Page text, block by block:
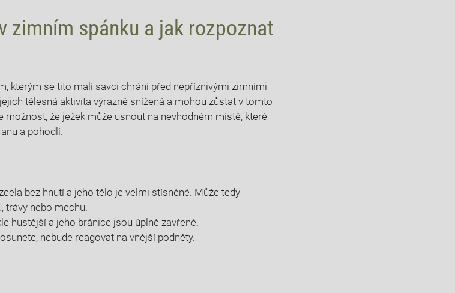
zimním spánku a jak rozpoznat
kterým se tito malí savci chrání před nepříznivými zimními
tělesná aktivita výrazně snížená a mohou zůstat v tomto
možnost, že ježek může usnout na nevhodném místě, které
a pohodlí.
bez hnutí a jeho tělo je velmi stísněné. Může tedy
trávy nebo mechu.
hustější a jeho bránice jsou úplně zavřené.
nebude reagovat na vnější podněty.